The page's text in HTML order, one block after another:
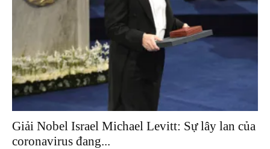
Giải Nobel Israel Michael Levitt: Sự lây lan của
coronavirus đang...